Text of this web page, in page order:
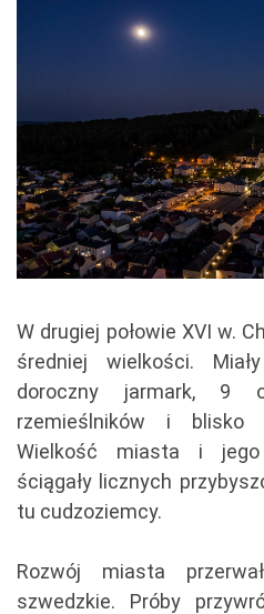
W drugiej połowie XVI w.
średniej wielkości.
doroczny jarmark, 9
rzemieślników i blisko
Wielkość miasta i jego
ściągały licznych
tu cudzoziemcy.
Rozwój miasta
szwedzkie. Próby